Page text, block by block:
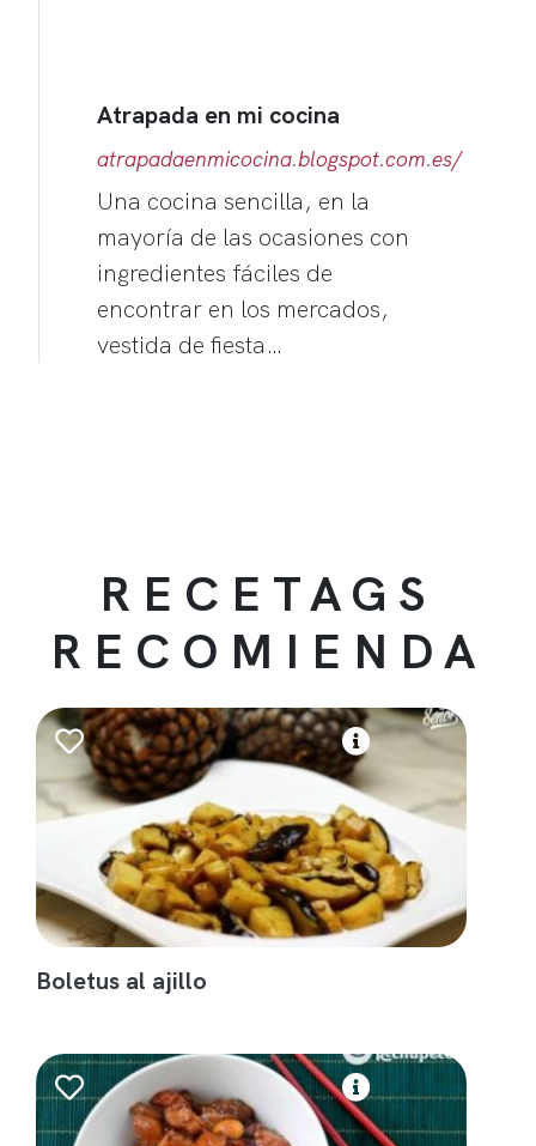
Atrapada en mi cocina
atrapadaenmicocina.blogspot.com.es/
Una cocina sencilla, en la
mayoría de las ocasiones con
ingredientes fáciles de
encontrar en los mercados,
vestida de fiesta…
RECETAGS
RECOMIENDA
Boletus al ajillo